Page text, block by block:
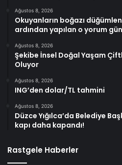
Ağustos 8, 2026
Okuyanların boğazı
ardından yapılan o yorum
Ağustos 8, 2026
Şekibe İnsel Doğal Yaşam
Oluyor
Ağustos 8, 2026
ING’den dolar/TL tahmini
Ağustos 8, 2026
Düzce Yığılca’da Belediye
kapı daha kapandı!
Rastgele Haberler